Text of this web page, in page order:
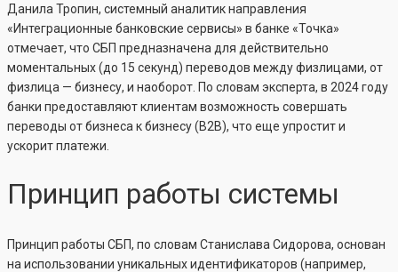
Данила Тропин, системный аналитик направления
«Интеграционные банковские сервисы» в банке «Точка»
отмечает, что СБП предназначена для действительно
моментальных (до 15 секунд) переводов между физлицами, от
физлица — бизнесу, и наоборот. По словам эксперта, в 2024 году
банки предоставляют клиентам возможность совершать
переводы от бизнеса к бизнесу (B2B), что еще упростит и
ускорит платежи.
Принцип работы системы
Принцип работы СБП, по словам Станислава Сидорова, основан
на использовании уникальных идентификаторов (например,